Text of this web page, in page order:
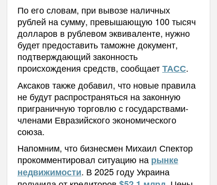
По его словам, при вывозе наличных
рублей на сумму, превышающую 100 тысяч
долларов в рублевом эквиваленте, нужно
будет предоставить таможне документ,
подтверждающий законность
происхождения средств, сообщаетТАСС.
Аксаков также добавил, что новые правила
не будут распространяться на законную
приграничную торговлю с государствами-
членами Евразийского экономического
союза.
Напомним, что бизнесмен Михаил Спектор
прокомментировал ситуацию на рынке
недвижимости. В 2025 году Украина